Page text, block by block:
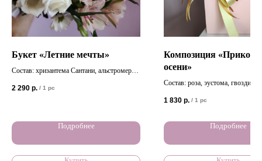
Букет «Летние мечты»
Состав: хризантема Сантани, альстромерия,
атласной лентой, без упаковки)
2 290 р. / 1 pc
Подробнее
Композиция
осени»
Состав: роза, эустома, гвоздика,
1 830 р. / 1 pc
Подробнее